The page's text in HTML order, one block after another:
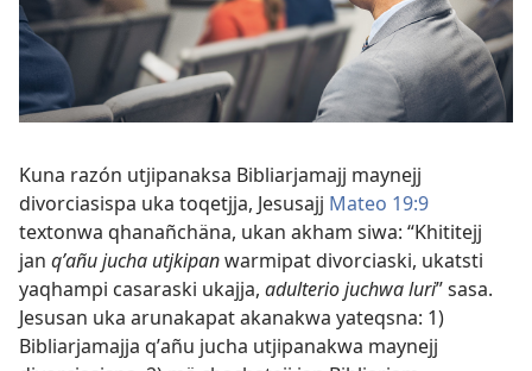
Kuna razón utjipanaksa Bibliarjamajj maynejj
divorciasispa uka toqetjja, Jesusajj Mateo 19:9
textonwa qhanañchäna, ukan akham siwa: “Khititejj
jan qʼañu jucha utjkipanwarmipat divorciaski, ukatsti
yaqhampi casaraski ukajja, adulterio juchwa luri” sasa.
Jesusan uka arunakapat akanakwa yateqsna: 1)
Bibliarjamajja qʼañu jucha utjipanakwa maynejj